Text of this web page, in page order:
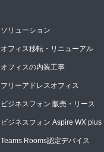
ソリューション
オフィス移転・リニューアル
オフィスの内装工事
フリーアドレスオフィス
ビジネスフォン 販売・リース
ビジネスフォン Aspire WX plus
Teams Rooms認定デバイス